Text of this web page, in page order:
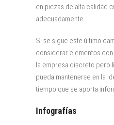
en piezas de alta calidad
adecuadamente.
Si se sigue este último
considerar elementos
la empresa discreto pero
pueda mantenerse en la
tiempo que se aporta
Infografías